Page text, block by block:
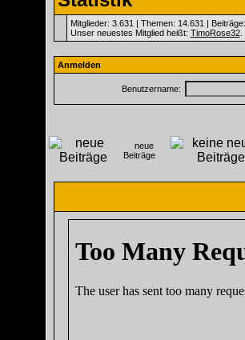
Mitglieder: 3.631 | Themen: 14.631 |
Unser neuestes Mitglied heißt: TimoRose32.
Anmelden
Benutzername:
neue
Beiträge